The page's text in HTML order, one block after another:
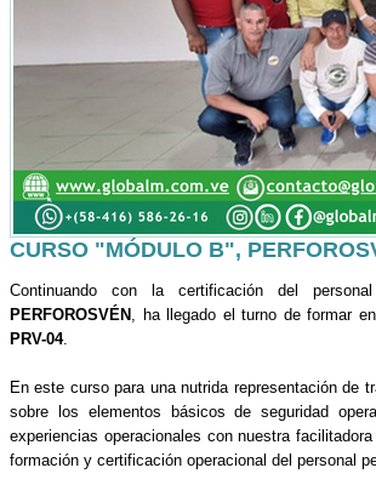
CURSO "MÓDULO B",
Continuando con la certificación del
PERFOROSVÉN , ha llegado el turno de formar
PRV-04.
En este curso para una nutrida representación de
sobre los elementos básicos de seguridad
experiencias operacionales con nuestra
formación y certificación operacional del personal